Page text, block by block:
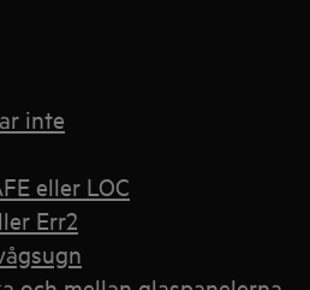
inte
eller LOC
Err2